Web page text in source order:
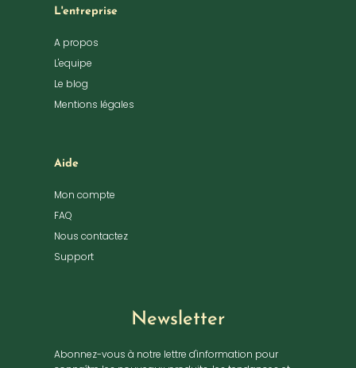
L'entreprise
A propos
L'equipe
Le blog
Mentions légales
Aide
Mon compte
FAQ
Nous contactez
Support
Newsletter
Abonnez-vous à notre lettre d'information pour